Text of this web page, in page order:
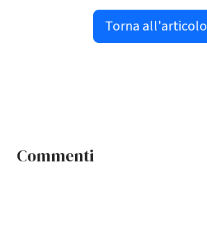
Torna all'articolo
Commenti